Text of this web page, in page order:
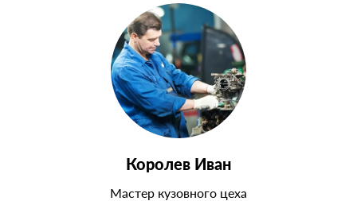
Королев Иван
Мастер кузовного цеха